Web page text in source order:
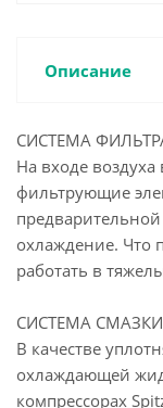
Описание
СИСТЕМА
На входе
фильтрующие
охлаждение. Что
работать в
СИСТЕМА СМАЗКИ
В качестве
охлаждающей
компрессорах